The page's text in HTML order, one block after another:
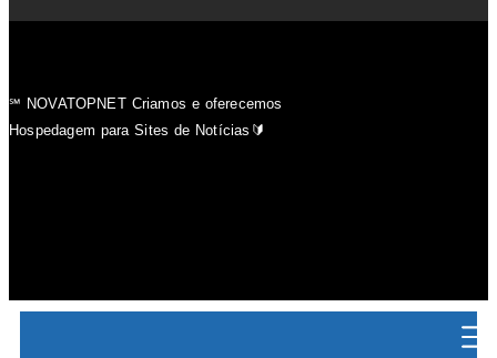
℠ NOVATOPNET Criamos e oferecemos
Hospedagem para Sites de Notícias🔰